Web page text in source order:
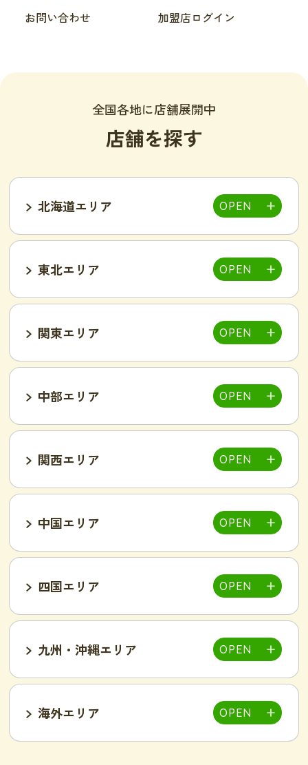
お問い合わせ
加盟店ログイン
全国各地に店舗展開中
店舗を探す
北海道エリア
東北エリア
仙台泉店
関東エリア
大宮店 新所沢西口店
池袋西口店
吉祥寺駅前店
小岩駅前店 渋谷店 新橋店
小山店
湘南藤沢店 新横浜菊名店
群馬太田店
中部エリア
富山インター店
甲府中央店
岐阜可児店
一宮店 岡崎駅前店
豊田南店
名古屋駅前店
名古屋金山駅前店
関西エリア
明石駅前店
豊岡店
東加古川店
姫路店
和歌山店
旭・千林店 梅田北新地店
新大阪店
中国エリア
岡山駅前店 岡山東店
東広島西条店 広島福山店
四国エリア
高知西店
九州・沖縄エリア
海外エリア